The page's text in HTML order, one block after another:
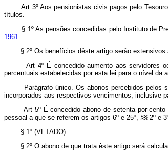
Art 3º Aos pensionistas civis pagos pelo
títulos.
§ 1º As pensões concedidas pelo Instituto de
1961.
§ 2º Os benefícios dêste artigo serão extensivos
Art 4º É concedido aumento aos servidores
percentuais estabelecidas por esta lei para o nível
Parágrafo único. Os abonos percebidos pelos
incorporados aos respectivos vencimentos, inclusive
Art 5º É concedido abono de setenta por
pessoal a que se referem os artigos 6º e 25º, §§ 2º e
§ 1º (VETADO).
§ 2º O abono de que trata êste artigo será